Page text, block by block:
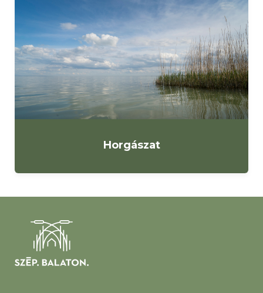
Horgászat